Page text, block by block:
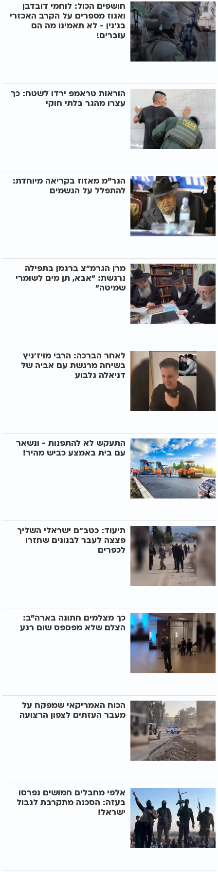
חושפים הכול: לוחמי דובדבן
ואגוז מספרים על הקרב האכזרי
בג'נין - לא תאמינו מה הם
עוברים!
הוראות טראמפ ירדו לשטח: כך
עצרו מהגר בלתי חוקי
הגר"מ מאזוז בקריאה מיוחדת:
להתפלל על הגשמים
מרן הגרמ"צ ברגמן בתפילה
נרגשת: "אבא, תן מים לשומרי
שמיטה"
לאחר הברכה: הרבי מויז'ניץ
בשיחה מרגשת עם אביה של
דניאלה גלבוע
התעקש לא להתפנות - ונשאר
עם בית באמצע כביש מהיר!
תיעוד: כטב"ם ישראלי השליך
פצצה לעבר לבנונים שחזרו
לכפרים
כך מצלמים חתונה בארה"ב:
הצלם שלא מפספס שום רגע
הכוח האמריקאי שמפקח על
מעבר העזתים לצפון הרצועה
אלפי מחבלים חמושים נפרסו
בעזה: הסכנה מתקרבת לגבול
ישראל!